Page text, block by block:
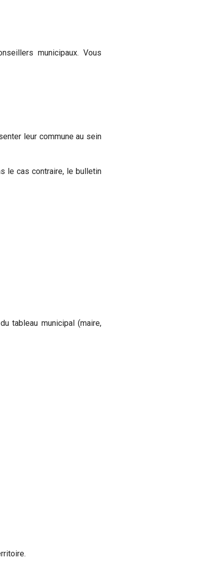
municipaux. Vous
leur commune au sein
le cas contraire, le bulletin
tableau municipal (maire,